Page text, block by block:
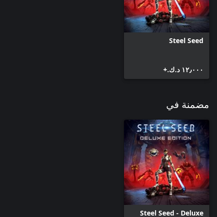
Steel Seed
١٢٫٠٠٠ د.ك.‏+
مضمنة في
Steel Seed - Deluxe